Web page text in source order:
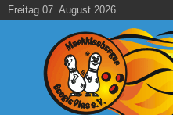
Freitag 07. August 2026